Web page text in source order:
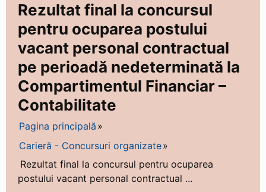
Rezultat final la concursul
pentru ocuparea postului
vacant personal contractual
pe perioadă nedeterminată la
Compartimentul Financiar –
Contabilitate
Pagina principală
Carieră - Concursuri organizate
Rezultat final la concursul pentru ocuparea
postului vacant personal contractual ...